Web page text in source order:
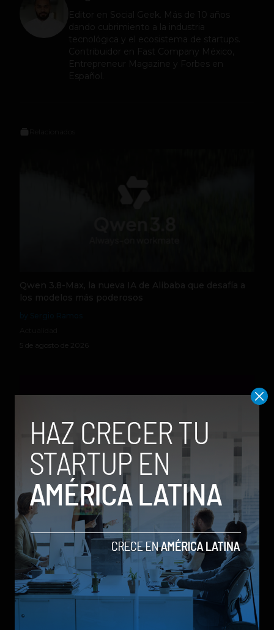
Editor en Social Geek
. Más de 10 años
dando cubrimiento a la industria
tecnológica y el ecosistema de startups.
Contribuidor en Fast Company México,
Entrepreneur Magazine y Forbes en
Español.
Qwen 3.8-Max, la nueva IA de Alibaba que desafía a
los modelos más poderosos
5 de agosto de 2026
Nequi anuncia que pronto operará como compañía
de financiamiento independi
by Sergio Ramos
Actualidad
31 de julio de 2026